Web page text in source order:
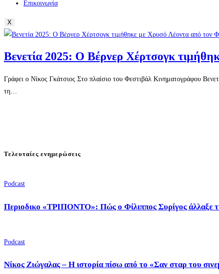
Επικοινωνία
X
Βενετία 2025: Ο Βέρνερ Χέρτσογκ
Γράφει ο Νίκος Γκάτσιος Στο πλαίσιο του Φεστιβάλ Κινηματογράφου
τη…
Τελευταίες ενημερώσεις
Podcast
Περιοδικο «ΤΡΙΠΟΝΤΟ»: Πώς ο Φίλιππος Συρίγος άλλαξε
Podcast
Νίκος Ζιώγαλας – Η ιστορία πίσω από το «Σαν σταρ του